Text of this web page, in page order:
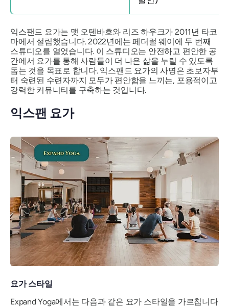
익스팬드 요가는 맷 오텐바흐와 리즈 하우크가 2011년 타코
마에서 설립했습니다. 2022년에는 페더럴 웨이에 두 번째
스튜디오를 열었습니다. 이 스튜디오는 안전하고 편안한 공
간에서 요가를 통해 사람들이 더 나은 삶을 누릴 수 있도록
돕는 것을 목표로 합니다. 익스팬드 요가의 사명은 초보자부
터 숙련된 수련자까지 모두가 편안함을 느끼는, 포용적이고
강력한 커뮤니티를 구축하는 것입니다.
익스팬 요가
요가 스타일
Expand Yoga에서는 다음과 같은 요가 스타일을 가르칩니다